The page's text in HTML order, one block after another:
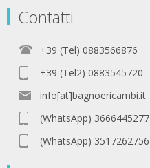
Contatti
+39 (Tel) 0883566876
+39 (Tel2) 0883545720
info[at]bagnoericambi.it
(WhatsApp) 3666445277
(WhatsApp) 3517262756